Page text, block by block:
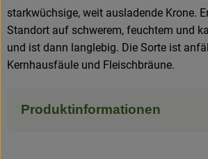
starkwüchsige, weit ausladende Krone.
Standort auf schwerem, feuchtem und
und ist dann langlebig. Die Sorte ist
Kernhausfäule und Fleischbräune.
Produktinformationen